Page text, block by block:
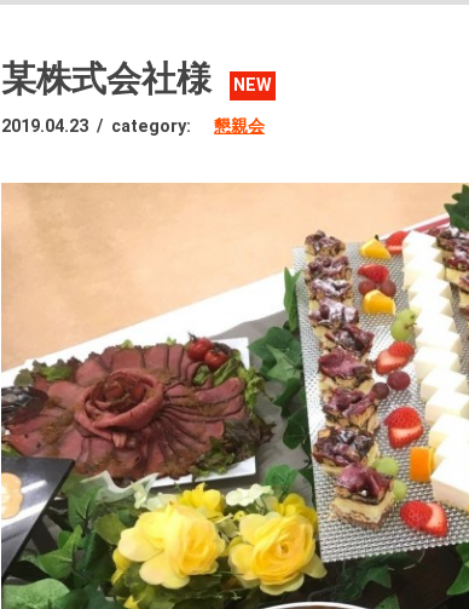
某株式会社様 NEW
2019.04.23 / category: 懇親会